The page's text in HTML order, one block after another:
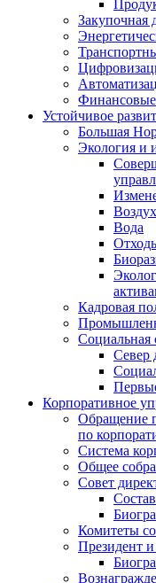
Закупочная
Устойчивое
Большая
Экология и
Воздух
Вода
Кадровая
Социальная
Север
Корпоративное
Обращение
по
Система
Общее
Совет
Комитеты
Президент